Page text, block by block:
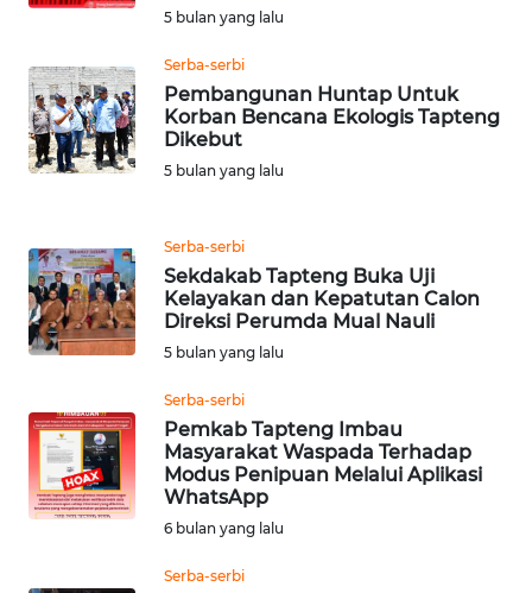
5 bulan yang lalu
Serba-serbi
Pembangunan Huntap Untuk
Korban Bencana Ekologis Tapteng
Dikebut
5 bulan yang lalu
Serba-serbi
Sekdakab Tapteng Buka Uji
Kelayakan dan Kepatutan Calon
Direksi Perumda Mual Nauli
5 bulan yang lalu
Serba-serbi
Pemkab Tapteng Imbau
Masyarakat Waspada Terhadap
Modus Penipuan Melalui Aplikasi
WhatsApp
6 bulan yang lalu
Serba-serbi
LANGKAT
WN
TAPANULI
SELATAN
WN
TANJUNG
LESUNG
WN
WN
SIMALUNGUN